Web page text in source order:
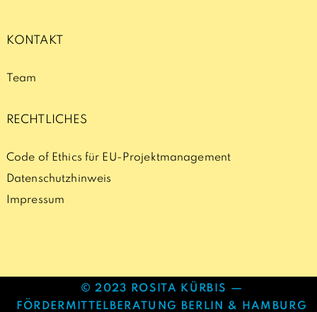
KONTAKT
Team
RECHTLICHES
Code of Ethics für EU-Projektmanagement
Datenschutzhinweis
Impressum
© 2023 ROSITA KÜRBIS —
FÖRDERMITTELBERATUNG BERLIN & HAMBURG